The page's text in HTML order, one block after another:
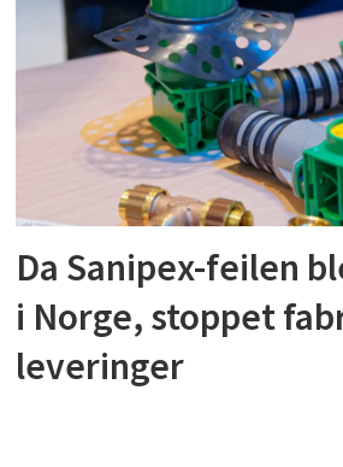
Da Sanipex-feilen
i Norge, stoppet
leveringer